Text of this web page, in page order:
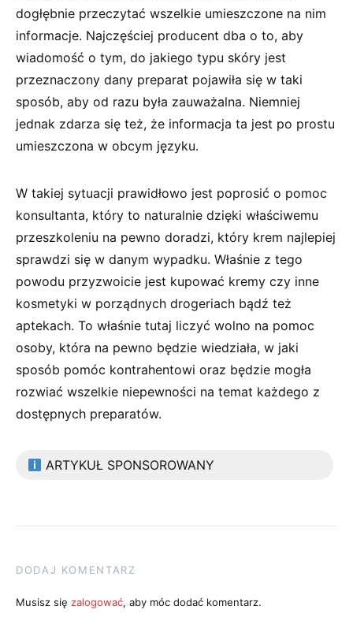
dogłębnie przeczytać wszelkie umieszczone na nim
informacje. Najczęściej producent dba o to, aby
wiadomość o tym, do jakiego typu skóry jest
przeznaczony dany preparat pojawiła się w taki
sposób, aby od razu była zauważalna. Niemniej
jednak zdarza się też, że informacja ta jest po prostu
umieszczona w obcym języku.
W takiej sytuacji prawidłowo jest poprosić o pomoc
konsultanta, który to naturalnie dzięki właściwemu
przeszkoleniu na pewno doradzi, który krem najlepiej
sprawdzi się w danym wypadku. Właśnie z tego
powodu przyzwoicie jest kupować kremy czy inne
kosmetyki w porządnych drogeriach bądź też
aptekach. To właśnie tutaj liczyć wolno na pomoc
osoby, która na pewno będzie wiedziała, w jaki
sposób pomóc kontrahentowi oraz będzie mogła
rozwiać wszelkie niepewności na temat każdego z
dostępnych preparatów.
ARTYKUŁ SPONSOROWANY
DODAJ KOMENTARZ
Musisz się zalogować, aby móc dodać komentarz.